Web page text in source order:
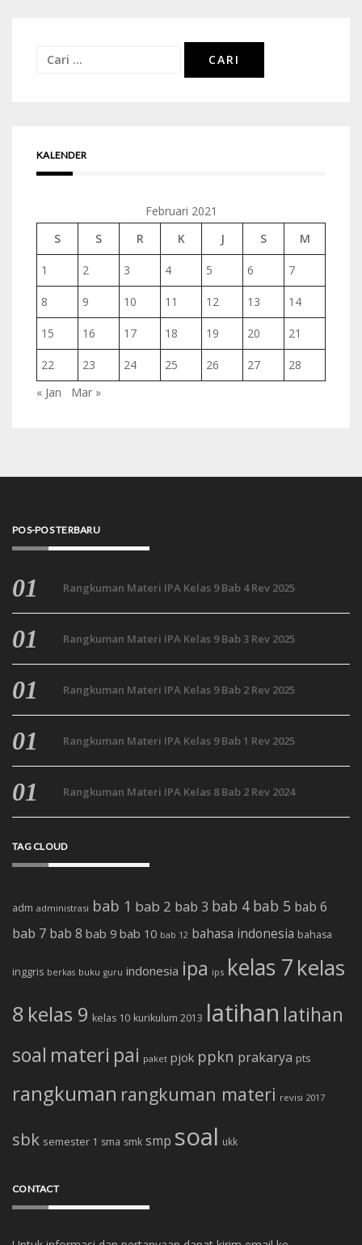
Cari
KALENDER
Februari 2021
S
S R K J S M
1 2 3 4 5 6 7
8 9 10 11 12 13 14
15 16 17 18 19 20 21
22 23 24 25 26 27
28
« Jan
Mar »
POS-POS TERBARU
Rangkuman Materi IPA Kelas 9 Bab 4 Rev 2025
Rangkuman Materi IPA Kelas 9 Bab 3 Rev 2025
Rangkuman Materi IPA Kelas 9 Bab 2 Rev 2025
Rangkuman Materi IPA Kelas 9 Bab 1 Rev 2025
Rangkuman Materi IPA Kelas 8 Bab 2 Rev 2024
TAG CLOUD
adm administrasi bab 1 bab 2 bab 3 bab 4 bab 5 bab 6
bab 7 bab 8 bab 9 bab 10 bab 12 bahasa indonesia bahasa
inggris berkas buku guru indonesia ipa ips kelas 7kelas
8 kelas 9 kelas 10 kurikulum 2013 latihan latihan
soal materi pai paket pjok ppkn prakarya pts
rangkuman rangkuman materi revisi 2017
sbk semester 1 sma smk smp soal ukk
CONTACT